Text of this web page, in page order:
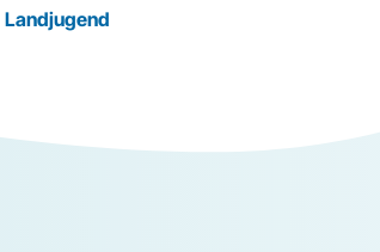
Landjugend